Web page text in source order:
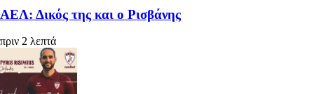
ΑΕΛ: Δικός της και ο Ρισβάνης
πριν 2 λεπτά